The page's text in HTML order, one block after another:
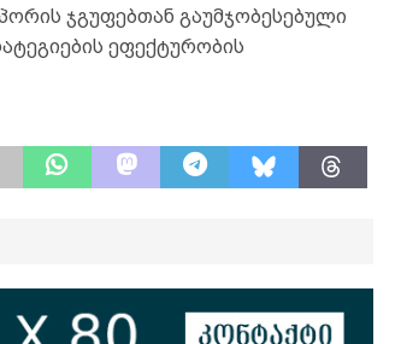
ჯგუფებთან გაუმჯობესებული
ეფექტურობის